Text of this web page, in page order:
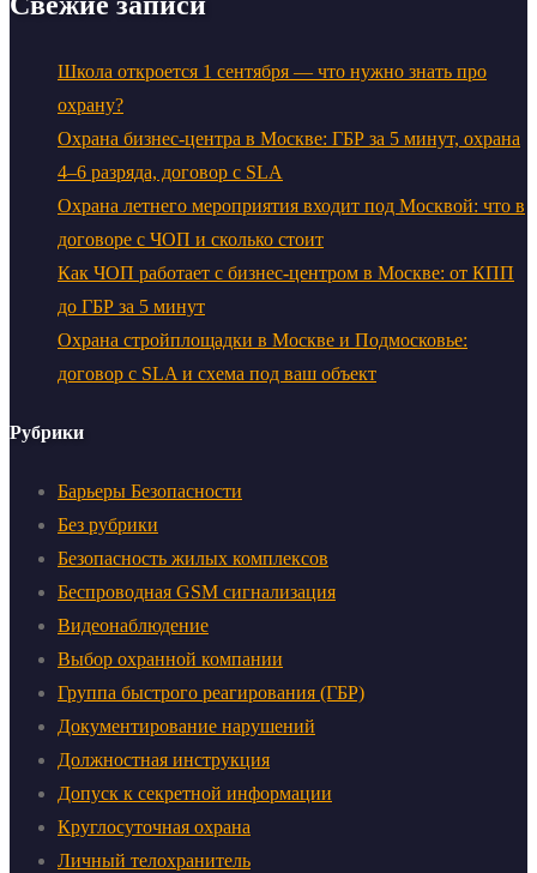
Школа откроется 1 сентября — что нужно знать про
охрану?
Охрана бизнес-центра в Москве: ГБР за 5 минут, охрана
4–6 разряда, договор с SLA
Охрана летнего мероприятия входит под Москвой: что в
договоре с ЧОП и сколько стоит
Как ЧОП работает с бизнес-центром в Москве: от КПП
до ГБР за 5 минут
Охрана стройплощадки в Москве и Подмосковье:
договор с SLA и схема под ваш объект
Рубрики
Барьеры Безопасности
Без рубрики
Безопасность жилых комплексов
Беспроводная GSM сигнализация
Видеонаблюдение
Выбор охранной компании
Группа быстрого реагирования (ГБР)
Документирование нарушений
Должностная инструкция
Допуск к секретной информации
Круглосуточная охрана
Личный телохранитель